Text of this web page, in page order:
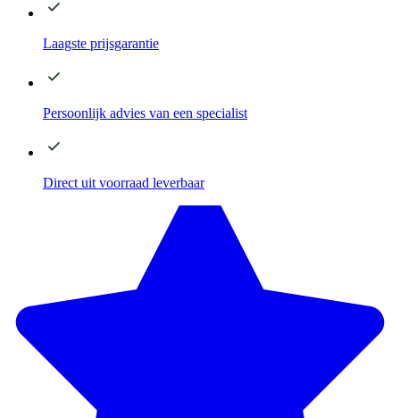
Laagste prijsgarantie
Persoonlijk advies van een specialist
Direct uit voorraad leverbaar